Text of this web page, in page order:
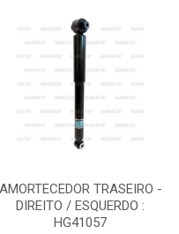
AMORTECEDOR TRASEIRO -
DIREITO / ESQUERDO :
HG41057